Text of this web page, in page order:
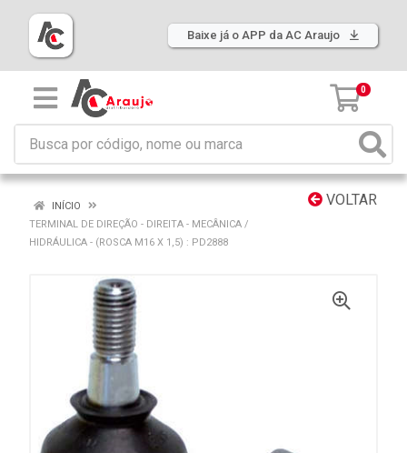
Baixe já o APP da AC Araujo
0
VOLTAR
INÍCIO
TERMINAL DE DIREÇÃO - DIREITA - MECÂNICA /
HIDRÁULICA - (ROSCA M16 X 1,5) : PD2888